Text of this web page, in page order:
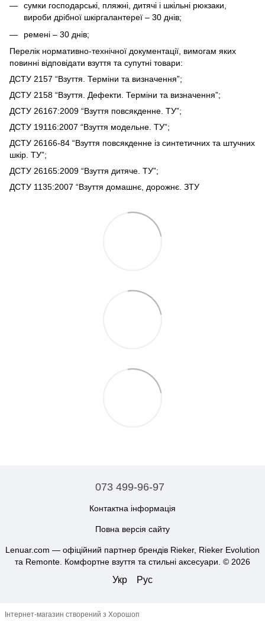
сумки господарські, пляжні, дитячі і шкільні рюкзаки,
вироби дрібної шкіргалантереї – 30 днів;
ремені – 30 днів;
Перелік нормативно-технічної документації, вимогам яких
повинні відповідати взуття та супутні товари:
ДСТУ 2157 “Взуття. Терміни та визначення”;
ДСТУ 2158 “Взуття. Дефекти. Терміни та визначення”;
ДСТУ 26167:2009 “Взуття повсякденне. ТУ”;
ДСТУ 19116:2007 “Взуття модельне. ТУ”;
ДСТУ 26166-84 “Взуття повсякденне із синтетичних та штучних
шкір. ТУ”;
ДСТУ 26165:2009 “Взуття дитяче. ТУ”;
ДСТУ 1135:2007 “Взуття домашнє, дорожнє. ЗТУ
073 499-96-97
Контактна інформація
Повна версія сайту
Lenuar.com — офіційний партнер брендів Rieker, Rieker Evolution
та Remonte. Комфортне взуття та стильні аксесуари. © 2026
Укр Рус
Інтернет-магазин створений з Хорошоп